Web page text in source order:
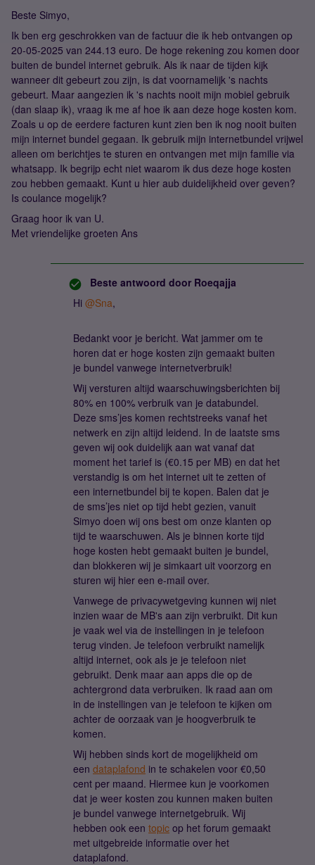
Beste Simyo,
Ik ben erg geschrokken van de factuur die ik heb ontvangen op
20-05-2025 van 244.13 euro. De hoge rekening zou komen door
buiten de bundel internet gebruik. Als ik naar de tijden kijk
wanneer dit gebeurt zou zijn, is dat voornamelijk 's nachts
gebeurt. Maar aangezien ik 's nachts nooit mijn mobiel gebruik
(dan slaap ik), vraag ik me af hoe ik aan deze hoge kosten kom.
Zoals u op de eerdere facturen kunt zien ben ik nog nooit buiten
mijn internet bundel gegaan. Ik gebruik mijn internetbundel vrijwel
alleen om berichtjes te sturen en ontvangen met mijn familie via
whatsapp. Ik begrijp echt niet waarom ik dus deze hoge kosten
zou hebben gemaakt. Kunt u hier aub duidelijkheid over geven?
Is coulance mogelijk?
Graag hoor ik van U.
Met vriendelijke groeten Ans
Beste antwoord door Roeqajja
Hi ​ @Sna,
Bedankt voor je bericht. Wat jammer om te
horen dat er hoge kosten zijn gemaakt buiten
je bundel vanwege internetverbruik!
Wij versturen altijd waarschuwingsberichten bij
80% en 100% verbruik van je databundel.
Deze sms’jes komen rechtstreeks vanaf het
netwerk en zijn altijd leidend. In de laatste sms
geven wij ook duidelijk aan wat vanaf dat
moment het tarief is (€0.15 per MB) en dat het
verstandig is om het internet uit te zetten of
een internetbundel bij te kopen. Balen dat je
de sms’jes niet op tijd hebt gezien, vanuit
Simyo doen wij ons best om onze klanten op
tijd te waarschuwen. Als je binnen korte tijd
hoge kosten hebt gemaakt buiten je bundel,
dan blokkeren wij je simkaart uit voorzorg en
sturen wij hier een e-mail over.
Vanwege de privacywetgeving kunnen wij niet
inzien waar de MB's aan zijn verbruikt. Dit kun
je vaak wel via de instellingen in je telefoon
terug vinden. Je telefoon verbruikt namelijk
altijd internet, ook als je je telefoon niet
gebruikt. Denk maar aan apps die op de
achtergrond data verbruiken. Ik raad aan om
in de instellingen van je telefoon te kijken om
achter de oorzaak van je hoogverbruik te
komen.
Wij hebben sinds kort de mogelijkheid om
een dataplafond in te schakelen voor €0,50
cent per maand. Hiermee kun je voorkomen
dat je weer kosten zou kunnen maken buiten
je bundel vanwege internetgebruik. Wij
hebben ook een topic op het forum gemaakt
met uitgebreide informatie over het
dataplafond.